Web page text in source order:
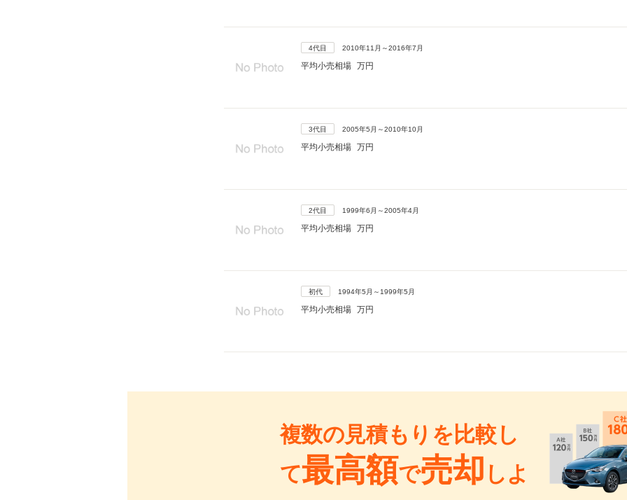
4代目 2010年11月～2016年7月
平均小売相場 万円
3代目 2005年5月～2010年10月
平均小売相場 万円
2代目 1999年6月～2005年4月
平均小売相場 万円
初代 1994年5月～1999年5月
平均小売相場 万円
複数の見積もりを比較し
て最高額で売却 しよ